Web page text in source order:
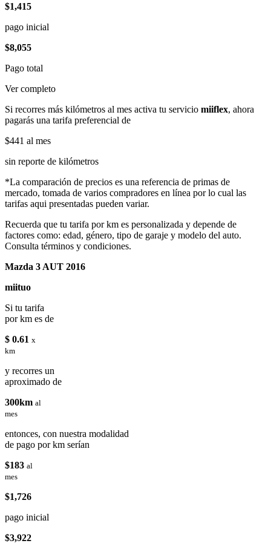
$1,415
pago inicial
$8,055
Pago total
Ver completo
Si recorres más kilómetros al mes activa tu servicio miiflex, ahora
pagarás una tarifa preferencial de
$441 al mes
sin reporte de kilómetros
*La comparación de precios es una referencia de primas de
mercado, tomada de varios compradores en línea por lo cual las
tarifas aqui presentadas pueden variar.
Recuerda que tu tarifa por km es personalizada y depende de
factores como: edad, género, tipo de garaje y modelo del auto.
Consulta términos y condiciones.
Mazda 3 AUT 2016
miituo
Si tu tarifa
por km es de
$ 0.61 x
km
y recorres un
aproximado de
300km al
mes
entonces, con nuestra modalidad
de pago por km serían
$183 al
mes
$1,726
pago inicial
$3,922